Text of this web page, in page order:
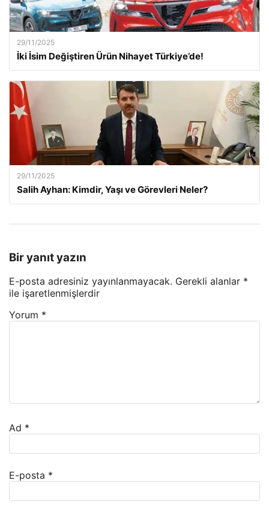
29/11/2025
İki İsim Değiştiren Ürün Nihayet Türkiye’de!
29/11/2025
Salih Ayhan: Kimdir, Yaşı ve Görevleri Neler?
Bir yanıt yazın
E-posta adresiniz yayınlanmayacak. Gerekli alanlar *
ile işaretlenmişlerdir
Yorum *
Ad *
E-posta *